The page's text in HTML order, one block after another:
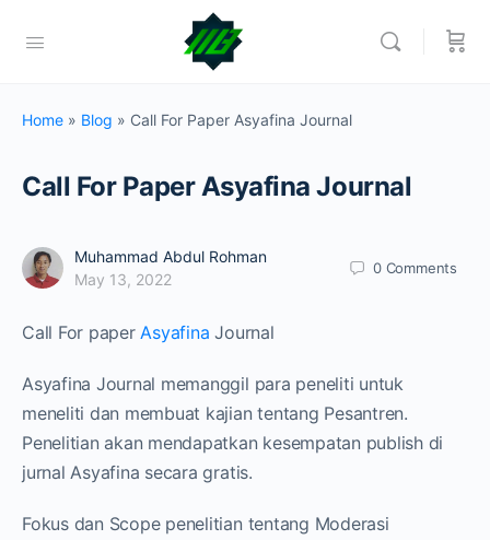
Home » Blog » Call For Paper Asyafina Journal
Call For Paper Asyafina Journal
Muhammad Abdul Rohman
May 13, 2022
0 Comments
Call For paperAsyafina Journal
Asyafina Journal memanggil para peneliti untuk
meneliti dan membuat kajian tentang Pesantren.
Penelitian akan mendapatkan kesempatan publish di
jurnal Asyafina secara gratis.
Fokus dan Scope penelitian tentang Moderasi